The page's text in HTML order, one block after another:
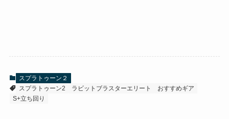
スプラトゥーン２
スプラトゥーン2
ラビットブラスターエリート
おすすめギア
S+立ち回り